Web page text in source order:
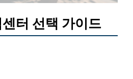
터 선택 가이드